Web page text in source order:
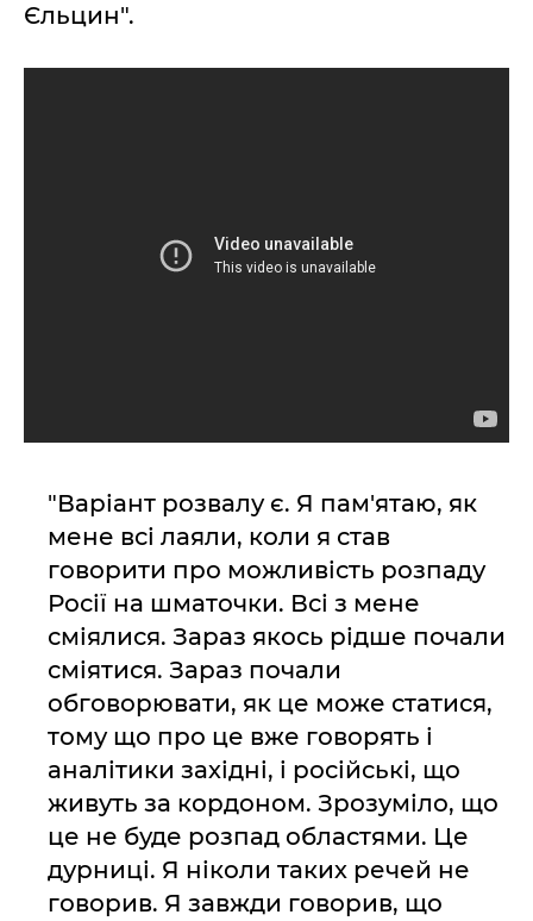
Єльцин".
"Варіант розвалу є. Я пам'ятаю, як
мене всі лаяли, коли я став
говорити про можливість розпаду
Росії на шматочки. Всі з мене
сміялися. Зараз якось рідше почали
сміятися. Зараз почали
обговорювати, як це може статися,
тому що про це вже говорять і
аналітики західні, і російські, що
живуть за кордоном. Зрозуміло, що
це не буде розпад областями. Це
дурниці. Я ніколи таких речей не
говорив. Я завжди говорив, що